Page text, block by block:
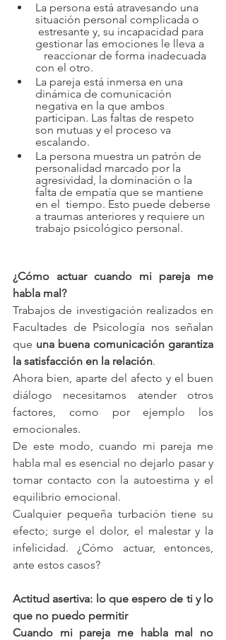
La persona está atravesando una
situación personal complicada o
estresante y, su incapacidad para
gestionar las emociones le lleva a
   reaccionar de forma inadecuada
con el otro.
La pareja está inmersa en una
dinámica de comunicación
negativa en la que ambos
participan. Las faltas de respeto
son mutuas y el proceso va
escalando.
La persona muestra un patrón de
personalidad marcado por la
agresividad, la dominación o la
falta de empatía que se mantiene
en el  tiempo. Esto puede deberse
a traumas anteriores y requiere un
trabajo psicológico personal.
¿Cómo actuar cuando mi pareja me
habla mal?
Trabajos de investigación realizados en
Facultades de Psicología nos señalan
que una buena comunicación garantiza
la satisfacción en la relación.
Ahora bien, aparte del afecto y el buen
diálogo necesitamos atender otros
factores, como por ejemplo los
emocionales.
De este modo, cuando mi pareja me
habla mal es esencial no dejarlo pasar y
tomar contacto con la autoestima y el
equilibrio emocional.
Cualquier pequeña turbación tiene su
efecto; surge el dolor, el malestar y la
infelicidad. ¿Cómo actuar, entonces,
ante estos casos?
Actitud asertiva: lo que espero de ti y lo
que no puedo permitir
Cuando mi pareja me habla mal no